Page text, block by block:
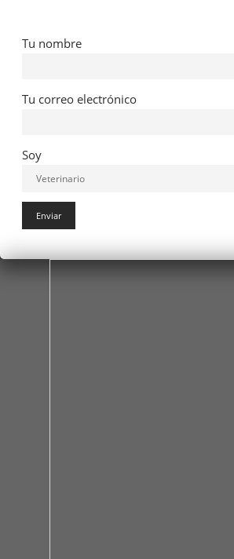
Tu nombre
Tu correo electrónico
Soy